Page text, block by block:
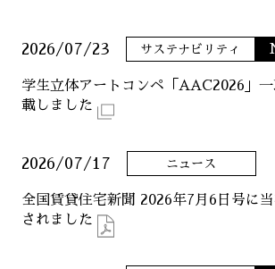
2026/07/23 サステナビリティ
学生立体アートコンペ「AAC2026」
載しました
2026/07/17 ニュース
全国賃貸住宅新聞 2026年7月6日号に
されました